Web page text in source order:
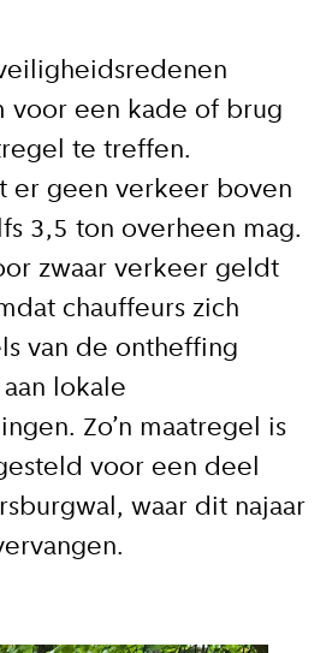
voor een kade of brug
te treffen.
er geen verkeer boven
3,5 ton overheen mag.
zwaar verkeer geldt
chauffeurs zich
van de ontheffing
lokale
Zo’n maatregel is
voor een deel
waar dit najaar